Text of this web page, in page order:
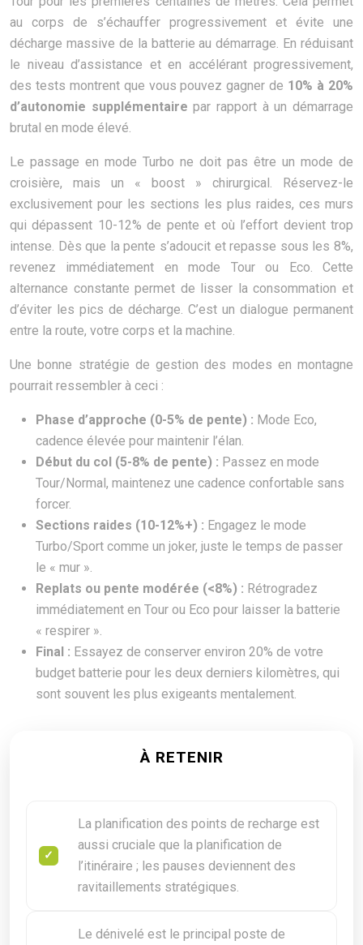
au corps de s’échauffer progressivement et évite une
décharge massive de la batterie au démarrage. En réduisant
le niveau d’assistance et en accélérant progressivement,
des tests montrent que vous pouvez gagner de 10% à 20%
d’autonomie supplémentaire par rapport à un démarrage
brutal en mode élevé.
Le passage en mode Turbo ne doit pas être un mode de
croisière, mais un « boost » chirurgical. Réservez-le
exclusivement pour les sections les plus raides, ces murs
qui dépassent 10-12% de pente et où l’effort devient trop
intense. Dès que la pente s’adoucit et repasse sous les 8%,
revenez immédiatement en mode Tour ou Eco. Cette
alternance constante permet de lisser la consommation et
d’éviter les pics de décharge. C’est un dialogue permanent
entre la route, votre corps et la machine.
Une bonne stratégie de gestion des modes en montagne
pourrait ressembler à ceci :
Phase d’approche (0-5% de pente) : Mode Eco,
cadence élevée pour maintenir l’élan.
Début du col (5-8% de pente) : Passez en mode
Tour/Normal, maintenez une cadence confortable sans
forcer.
Sections raides (10-12%+) : Engagez le mode
Turbo/Sport comme un joker, juste le temps de passer
le « mur ».
Replats ou pente modérée (<8%) : Rétrogradez
immédiatement en Tour ou Eco pour laisser la batterie
« respirer ».
Final : Essayez de conserver environ 20% de votre
budget batterie pour les deux derniers kilomètres, qui
sont souvent les plus exigeants mentalement.
À RETENIR
La planification des points de recharge est
aussi cruciale que la planification de
l’itinéraire ; les pauses deviennent des
ravitaillements stratégiques.
Le dénivelé est le principal poste de